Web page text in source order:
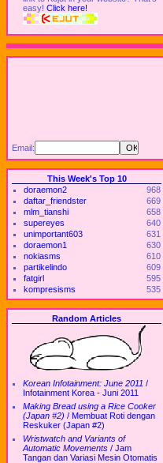
easy! Click here!
Email:
This Week's Top 10
doraemon2
968
daftar_friendster
669
mlm_tianshi
658
supereyes
640
unimportant603
631
doraemon1
630
nokiasms
610
partikelindo
609
fatgirl
595
kompresisms
535
Random Articles
Korean Infotainment: June 2011 /
Infotainment Korea - Juni 2011
Making Bread using a Rice Cooker
(Japan #2) / Membuat Roti dengan
Reskuker (Japan #2)
Wristwatch and Variants of
Automatic Movements / Jam
Tangan dan Variasi Mesin Otomatis